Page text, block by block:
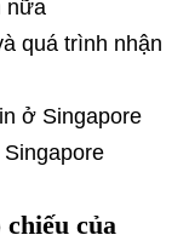
nữa
quá trình nhận
ở Singapore
của